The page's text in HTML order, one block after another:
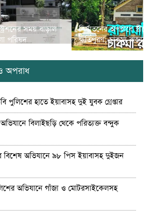
সময় বাড়াল
পরিষদ
নির্যাতনের অপরাধে
ক্ষতিপুরণ; চাকমা
অপরাধ
পুলিশের হাতে ইয়াবাসহ দুই যুবক গ্রেপ্তার
অভিযানে বিলাইছড়ি থেকে পরিত্যক্ত বন্দুক
বিশেষ অভিযানে ৯৮ পিস ইয়াবাসহ দুইজন
অভিযানে গাঁজা ও মোটরসাইকেলসহ